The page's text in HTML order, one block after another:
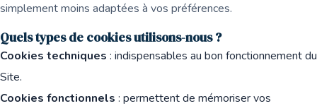
simplement moins adaptées à vos préférences.
Quels types de cookies utilisons-nous ?
Cookies techniques : indispensables au bon fonctionnement du
Site.
Cookies fonctionnels : permettent de mémoriser vos